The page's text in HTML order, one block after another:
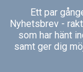
Ett par
Nyhetsbrev -
som har hänt
samt ger dig